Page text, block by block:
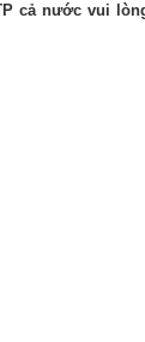
cả nước vui